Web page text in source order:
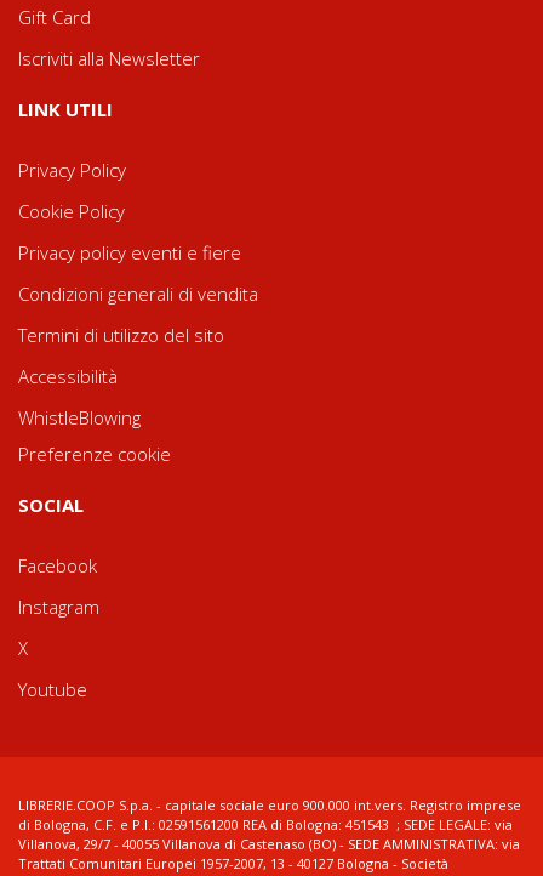
Gift Card
Iscriviti alla Newsletter
LINK UTILI
Privacy Policy
Cookie Policy
Privacy policy eventi e fiere
Condizioni generali di vendita
Termini di utilizzo del sito
Accessibilità
WhistleBlowing
Preferenze cookie
SOCIAL
Facebook
Instagram
X
Youtube
LIBRERIE.COOP S.p.a. - capitale sociale euro 900.000 int.vers. Registro imprese
di Bologna, C.F. e P.I.: 02591561200 REA di Bologna: 451543 ; SEDE LEGALE: via
Villanova, 29/7 - 40055 Villanova di Castenaso (BO) - SEDE AMMINISTRATIVA: via
Trattati Comunitari Europei 1957-2007, 13 - 40127 Bologna - Società